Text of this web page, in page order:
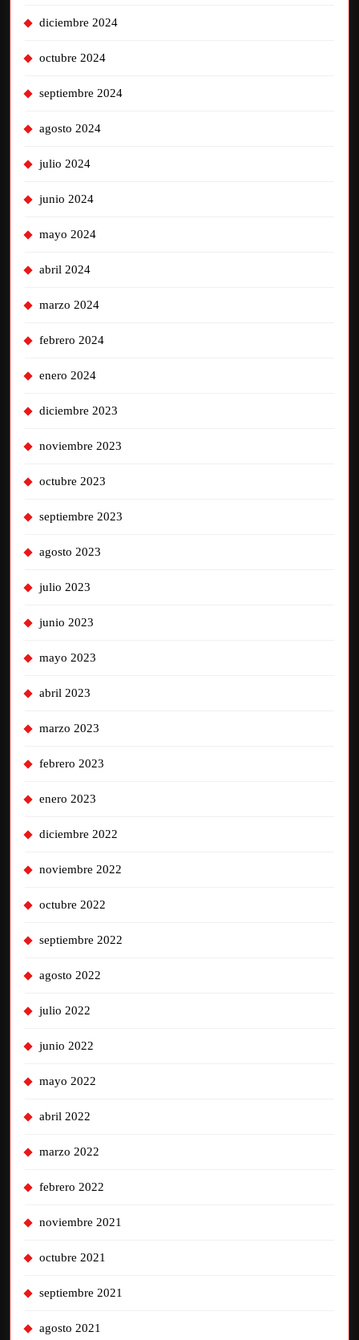
diciembre 2024
octubre 2024
septiembre 2024
agosto 2024
julio 2024
junio 2024
mayo 2024
abril 2024
marzo 2024
febrero 2024
enero 2024
diciembre 2023
noviembre 2023
octubre 2023
septiembre 2023
agosto 2023
julio 2023
junio 2023
mayo 2023
abril 2023
marzo 2023
febrero 2023
enero 2023
diciembre 2022
noviembre 2022
octubre 2022
septiembre 2022
agosto 2022
julio 2022
junio 2022
mayo 2022
abril 2022
marzo 2022
febrero 2022
noviembre 2021
octubre 2021
septiembre 2021
agosto 2021